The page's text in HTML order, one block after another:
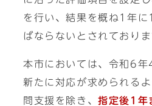
を行い、結果を概ね1年に
ばならないとされておりま
本市においては、令和6年
新たに対応が求められる
問支援を除き、指定後1年